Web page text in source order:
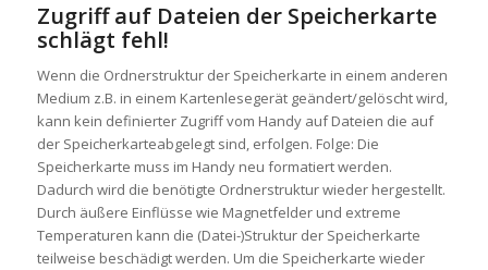
Zugriff auf Dateien der Speicherkarte
schlägt fehl!
Wenn die Ordnerstruktur der Speicherkarte in einem anderen
Medium z.B. in einem Kartenlesegerät geändert/gelöscht wird,
kann kein definierter Zugriff vom Handy auf Dateien die auf
der Speicherkarteabgelegt sind, erfolgen. Folge: Die
Speicherkarte muss im Handy neu formatiert werden.
Dadurch wird die benötigte Ordnerstruktur wieder hergestellt.
Durch äußere Einflüsse wie Magnetfelder und extreme
Temperaturen kann die (Datei-)Struktur der Speicherkarte
teilweise beschädigt werden. Um die Speicherkarte wieder